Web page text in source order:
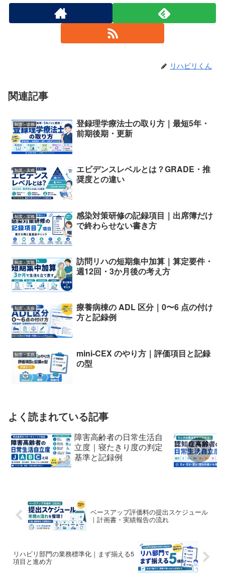
リハビリくん
関連記事
制度・実務
登録理学療法士の取り方｜最短5年・
前期後期・更新
制度・実務
エビデンスレベルとは？GRADE・推
奨度との違い
制度・実務
感染対策研修の記録項目｜出席簿だけ
で終わらせない書き方
制度・実務
訪問リハの短期集中加算｜算定要件・
週12回・3か月後の考え方
制度・実務
療養病棟の ADL 区分｜0〜6 点の付け
方と記録例
制度・実務
mini-CEX のやり方｜評価項目と記録
の型
よく読まれている記事
障害高齢者の日常生活自
立度｜寝たきり度の判定
基準と記録例
ベースアップ評価料の提出スケジュール
｜計画書・実績報告の流れ
リハビリ部門の業務標準化｜まず揃える5
項目と進め方